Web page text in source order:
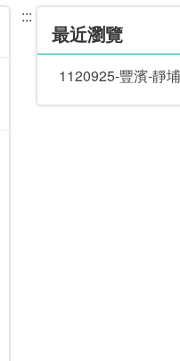
:::
最近瀏覽
1120925-豐濱-靜